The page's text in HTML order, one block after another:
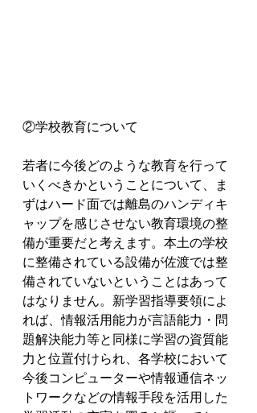
②学校教育について
若者に今後どのような教育を行って
いくべきかということについて、ま
ずはハード面では離島のハンディキ
ャップを感じさせない教育環境の整
備が重要だと考えます。本土の学校
に整備されている設備が佐渡では整
備されていないということはあって
はなりません。新学習指導要領によ
れば、情報活用能力が言語能力・問
題解決能力等と同様に学習の資質能
力と位置付けられ、各学校において
今後コンピューターや情報通信ネッ
トワークなどの情報手段を活用した